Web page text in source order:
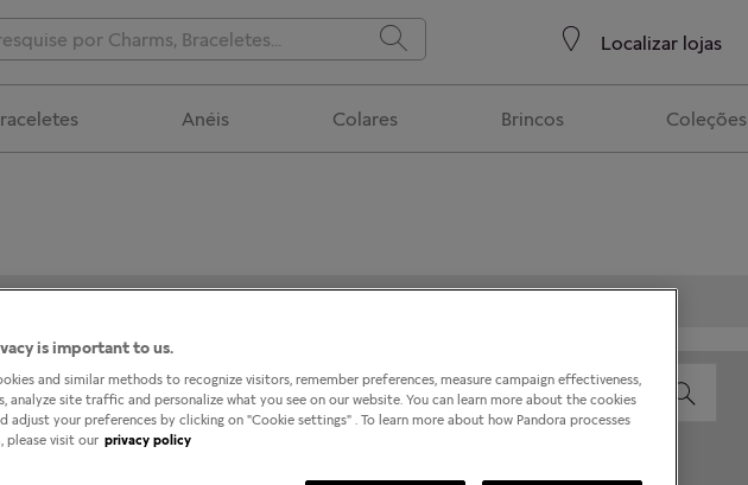
Localizar lojas
Anéis Colares Brincos Coleções
is important to us.
and similar methods to recognize visitors, remember preferences, measure campaign effectiveness,
analyze site traffic and personalize what you see on our website. You can learn more about the cookies
adjust your preferences by clicking on "Cookie settings" . To learn more about how Pandora processes
please visit our privacy policy